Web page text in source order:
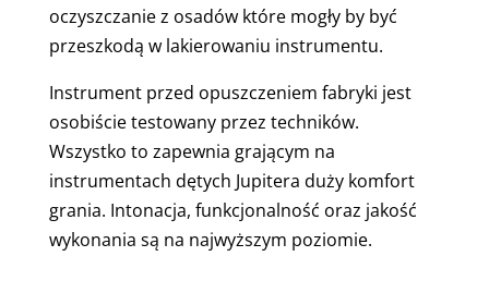
oczyszczanie z osadów które mogły by być
przeszkodą w lakierowaniu instrumentu.
Instrument przed opuszczeniem fabryki jest
osobiście testowany przez techników.
Wszystko to zapewnia grającym na
instrumentach dętych Jupitera duży komfort
grania. Intonacja, funkcjonalność oraz jakość
wykonania są na najwyższym poziomie.